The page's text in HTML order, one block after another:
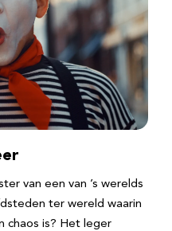
van een van ’s werelds
ter wereld waarin
chaos is? Het leger